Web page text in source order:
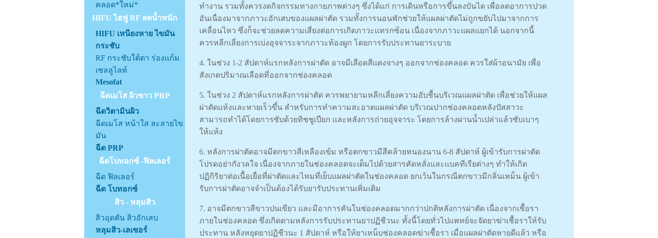
คลอด*ใหม่*
HIFU ไฮฟู RF ลดน้ำหนัก
HIFU เหนียงหาย ไขมัน
กระชับ
RF กระชับใต้ตา ร่องแก้ม
เซลลูไลท์
Mesofat
ฉีดเมโส ผิวขาว PRP
ฉีดวิตามินผิว
ฉีดเมโส หน้าใส ละลายไข
มัน
ฉีด PRP
ฉีดโบทอกซ์ -ฟิลเลอร์
ฉีด ฟิลเลอร์
ฉีด โบทอกซ์
สิว - หลุมสิว
สิวอุดตัน สิวอักเสบ
หลุมสิว-เลเซอร์
ทำงาน รวมทั้งควรงดกิจกรรมทางกายภาพต่างๆ ซึ่งได้แก่ การเดินหรือการขึ้นลงบันได เพื่อลดอาการปวด
อันเนื่องมาจากภาวะอักเสบของแผลผ่าตัด รวมทั้งการนอนพักช่วยให้แผลผ่าตัดไม่ถูกขยับไปมาจากการ
เคลื่อนไหว ซึ่งก็จะช่วยลดความเสี่ยงต่อการเกิดภาวะแทรกซ้อน เนื่องจากภาวะแผลแยกได้ นอกจากนี้
ควรหลีกเลี่ยงการเบ่งอุจจาระจากภาวะท้องผูก โดยการรับประทานยาระบาย
4. ในช่วง 1-2 สัปดาห์แรกหลังการผ่าตัด อาจมีเลือดสีแดงจางๆ ออกจากช่องคลอด ควรใส่ผ้าอนามัย เพื่อ
สังเกตปริมาณเลือดที่ออกจากช่องคลอด
5. ในช่วง 2 สัปดาห์แรกหลังการผ่าตัด ควรพยายามหลีกเลี่ยงความอับชื้นบริเวณแผลผ่าตัด เพื่อช่วยให้แผล
ผ่าตัดแห้งและหายเร็วขึ้น สำหรับการทำความสะอาดแผลผ่าตัด บริเวณปากช่องคลอดหลังปัสสาวะ
สามารถทำได้โดยการซับด้วยทิชชูเปียก และหลังการถ่ายอุจจาระ โดยการล้างผ่านน้ำเปล่าแล้วซับเบาๆ
ให้แห้ง
6. หลังการผ่าตัดอาจมีตกขาวสีเหลืองเข้ม หรือตกขาวมีสีคล้ายหนองนาน 6-8 สัปดาห์ ผู้เข้ารับการผ่าตัด
โปรดอย่ากังวลใจ เนื่องจากภายในช่องคลอดจะเต็มไปด้วยสารคัดหลั่งและแบคทีเรียต่างๆ ทําให้เกิด
ปฏิกิริยาต่อเนื้อเยื่อที่ผ่าตัดและไหมที่เย็บแผลผ่าตัดในช่องคลอด ยกเว้นในกรณีตกขาวมีกลิ่นเหม็น ผู้เข้า
รับการผ่าตัดอาจจำเป็นต้องได้รับยารับประทานเพิ่มเติม
7. อาจมีตกขาวสีขาวปนเขียว และมีอาการคันในช่องคลอดมากกว่าปกติหลังการผ่าตัด เนื่องจากเชื้อรา
ภายในช่องคลอด ซึ่งเกิดตามหลังการรับประทานยาปฏิชีวนะ ทั้งนี้โดยทั่วไปแพทย์จะจัดยาฆ่าเชื้อราให้รับ
ประทาน หลังหยุดยาปฏิชีวนะ 1 สัปดาห์ หรือให้ยาเหน็บช่องคลอดฆ่าเชื้อรา เมื่อแผลผ่าตัดหายดีแล้ว หรือ